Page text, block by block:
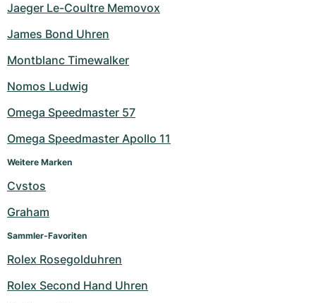
Jaeger Le-Coultre Memovox
James Bond Uhren
Montblanc Timewalker
Nomos Ludwig
Omega Speedmaster 57
Omega Speedmaster Apollo 11
Weitere Marken
Cvstos
Graham
Sammler-Favoriten
Rolex Rosegolduhren
Rolex Second Hand Uhren